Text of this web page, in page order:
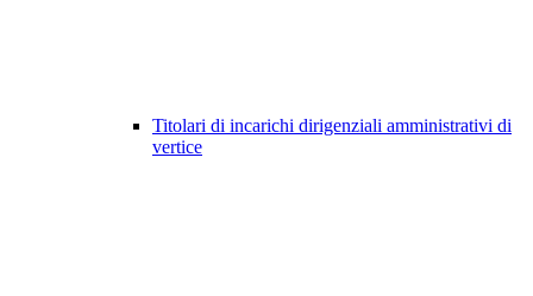
Titolari di incarichi dirigenziali amministrativi di
vertice